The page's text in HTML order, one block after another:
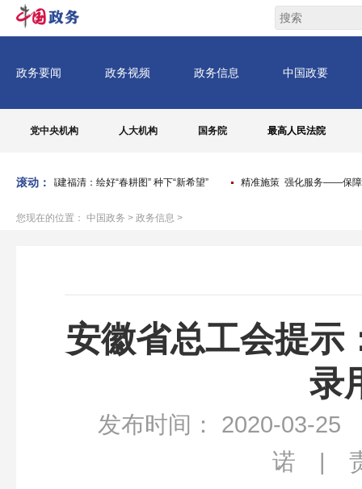
党中央机构 人大机构 国务院 最高人民法院
滚动：福建福清：绘好“春耕图” 种下“新希望” 精准施策 强化服务——保障孕
您现在的位置： 中国政务 > 政务信息 >
安徽省总工会提示
录
发布时间： 2020-03-
诺 | 责